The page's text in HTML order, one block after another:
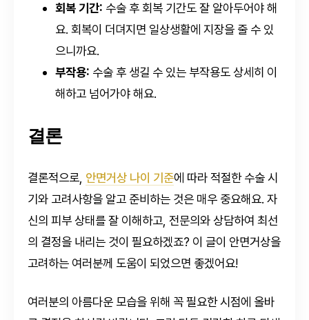
회복 기간: 수술 후 회복 기간도 잘 알아두어야 해
요. 회복이 더뎌지면 일상생활에 지장을 줄 수 있
으니까요.
부작용: 수술 후 생길 수 있는 부작용도 상세히 이
해하고 넘어가야 해요.
결론
결론적으로, 안면거상 나이 기준에 따라 적절한 수술 시
기와 고려사항을 알고 준비하는 것은 매우 중요해요. 자
신의 피부 상태를 잘 이해하고, 전문의와 상담하여 최선
의 결정을 내리는 것이 필요하겠죠? 이 글이 안면거상을
고려하는 여러분께 도움이 되었으면 좋겠어요!
여러분의 아름다운 모습을 위해 꼭 필요한 시점에 올바